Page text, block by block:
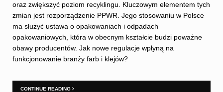
oraz zwiększyć poziom recyklingu. Kluczowym elementem tych
zmian jest rozporządzenie PPWR. Jego stosowaniu w Polsce
ma służyć ustawa o opakowaniach i odpadach
opakowaniowych, która w obecnym kształcie budzi poważne
obawy producentów. Jak nowe regulacje wpłyną na
funkcjonowanie branży farb i klejów?
CONTINUE READING